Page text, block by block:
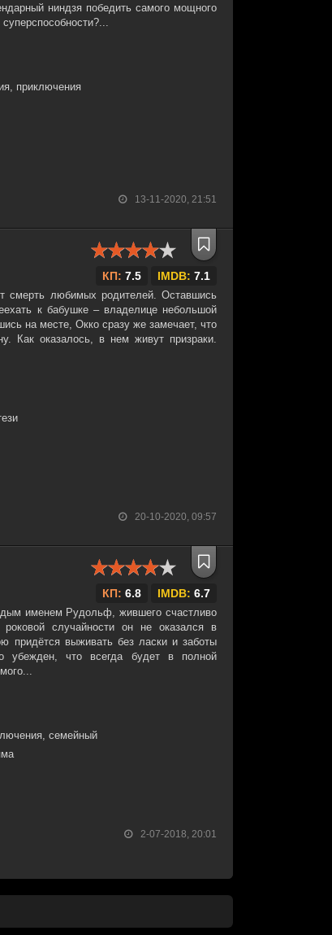
13-11-2020, 21:51
ниндзя победить самого мощного
приключения
КП: 7.5 IMDB: 7.1
20-10-2020, 09:57
смерть любимых родителей. Оставшись
к бабушке – владелице небольшой
на месте, Окко сразу же замечает, что
Как оказалось, в нем живут призраки.
КП: 6.8 IMDB: 6.7
2-07-2018, 20:01
именем Рудольф, жившего счастливо
случайности он не оказался в
придётся выживать без ласки и заботы
что всегда будет в полной
семейный